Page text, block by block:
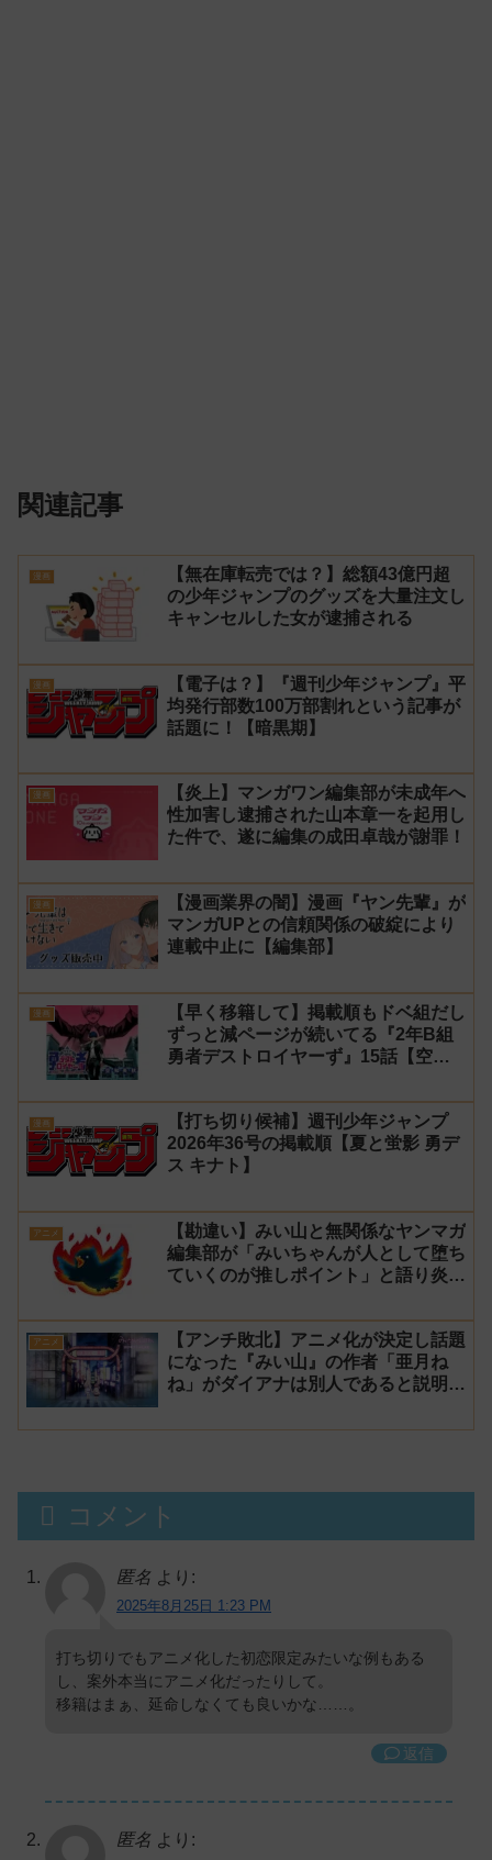
関連記事
漫画
【無在庫転売では？】総額43億円超
の少年ジャンプのグッズを大量注文し
キャンセルした女が逮捕される
漫画
【電子は？】『週刊少年ジャンプ』平
均発行部数100万部割れという記事が
話題に！【暗黒期】
漫画
【炎上】マンガワン編集部が未成年へ
性加害し逮捕された山本章一を起用し
た件で、遂に編集の成田卓哉が謝罪！
漫画
【漫画業界の闇】漫画『ヤン先輩』が
マンガUPとの信頼関係の破綻により
連載中止に【編集部】
漫画
【早く移籍して】掲載順もドベ組だし
ずっと減ページが続いてる『2年B組
勇者デストロイヤーず』15話【空
漫画
【打ち切り候補】週刊少年ジャンプ
2026年36号の掲載順【夏と蛍影 勇デ
ス キナト】
アニメ
【勘違い】みい山と無関係なヤンマガ
編集部が「みいちゃんが人として堕ち
ていくのが推しポイント」と語り炎上
ス】
アニメ
【アンチ敗北】アニメ化が決定し話題
になった『みい山』の作者「亜月ね
ね」がダイアナは別人であると説明し
コメント
匿名 より:
2025年8月25日 1:23 PM
打ち切りでもアニメ化した初恋限定みたいな例もある
し、案外本当にアニメ化だったりして。
移籍はまぁ、延命しなくても良いかな……。
返信
匿名 より: